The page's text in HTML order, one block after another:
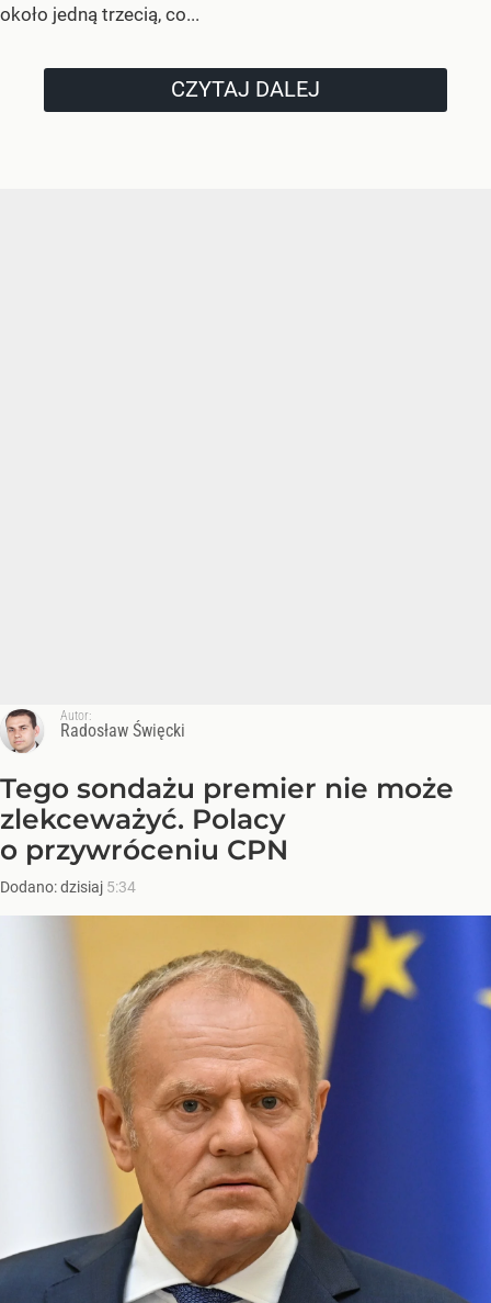
około jedną trzecią, co...
CZYTAJ DALEJ
Autor:
Radosław Święcki
Tego sondażu premier nie może
zlekceważyć. Polacy
o przywróceniu CPN
Dodano:dzisiaj 5:34